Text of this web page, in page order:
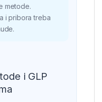
metode.
i pribora treba
i GLP